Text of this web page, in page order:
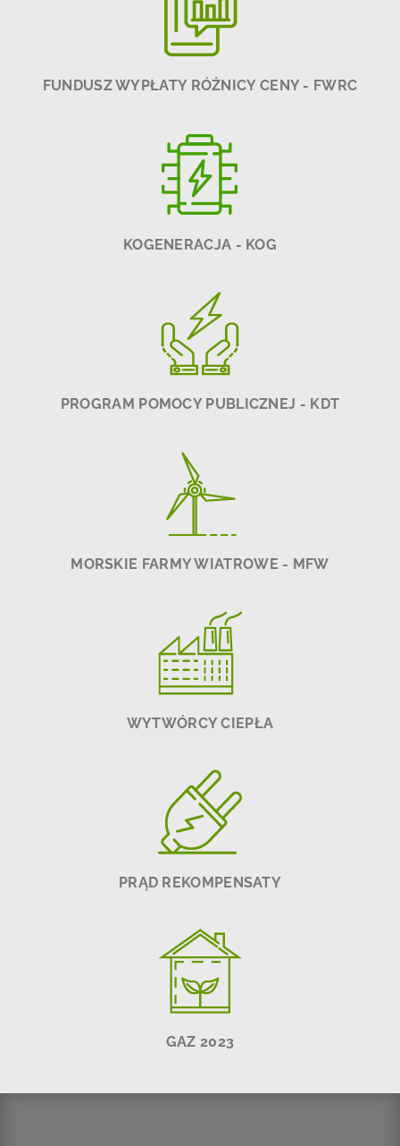
FUNDUSZ WYPŁATY RÓŻNICY CENY - FWRC
KOGENERACJA - KOG
PROGRAM POMOCY PUBLICZNEJ - KDT
MORSKIE FARMY WIATROWE - MFW
WYTWÓRCY CIEPŁA
PRĄD REKOMPENSATY
GAZ 2023